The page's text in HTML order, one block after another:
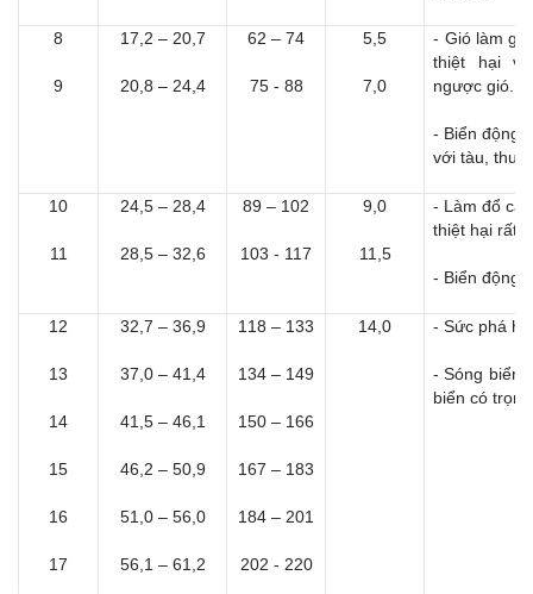
8
9
17,2 – 20,7
20,8 – 24,4
62 – 74
75 - 88
5,5
7,0
- Gió làm
thiệt hại
ngược gió.
- Biển động
với tàu,
10
11
24,5 – 28,4
28,5 – 32,6
89 – 102
103 - 117
9,0
11,5
- Làm đổ
thiệt hại rất
- Biển động
12
13
14
15
16
17
32,7 – 36,9
37,0 – 41,4
41,5 – 46,1
46,2 – 50,9
51,0 – 56,0
56,1 – 61,2
118 – 133
134 – 149
150 – 166
167 – 183
184 – 201
202 - 220
14,0 - Sức phá
- Sóng biển
biển có